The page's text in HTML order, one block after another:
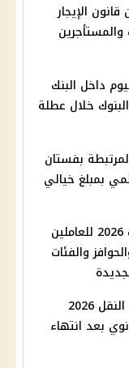
5 مواد من قانون الإيجار
داخل البنك
خلال عطلة
بفستان
بمبلغ خيالي
موعد صرف زيادة المرتبات 2026 للعاملين
والفئات
موعد ظهور نتائج صفوف النقل 2026
بعد انتهاء